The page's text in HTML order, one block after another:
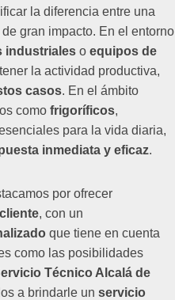
la diferencia entre una
gran impacto. En el entorno
industriales o equipos de
la actividad productiva,
casos. En el ámbito
como frigoríficos,
para la vida diaria,
inmediata y eficaz.
por ofrecer
, con un
que tiene en cuenta
como las posibilidades
Técnico Alcalá de
a brindarle un servicio